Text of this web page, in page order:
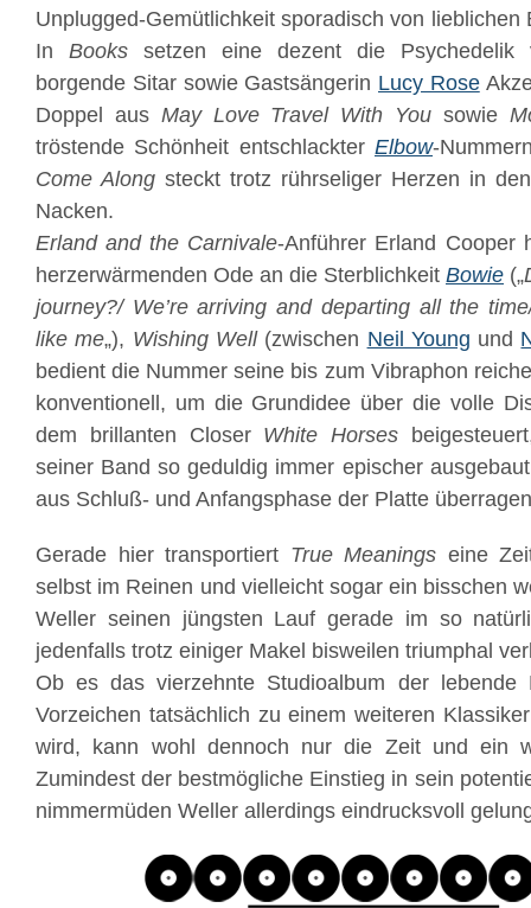
Unplugged-Gemütlichkeit sporadisch von lieblichen
In Books setzen eine dezent die
borgende Sitar sowie Gastsängerin Lucy Rose
Doppel aus May Love Travel With You sowie
tröstende Schönheit entschlackter Elbow-
Come Along steckt trotz rührseliger Herzen in
Nacken.
Erland and the Carnivale-Anführer Erland Cooper
herzerwärmenden Ode an die Sterblichkeit Bowie („
journey?/ We’re arriving and departing all the
like me„), Wishing Well(zwischen Neil Young und
bedient die Nummer seine bis zum Vibraphon
konventionell, um die Grundidee über die volle
dem brillanten Closer White Horses
seiner Band so geduldig immer epischer
aus Schluß- und Anfangsphase der Platte
Gerade hier transportiert True Meanings eine
selbst im Reinen und vielleicht sogar ein bisschen
Weller seinen jüngsten Lauf gerade im so
jedenfalls trotz einiger Makel bisweilen triumphal
Ob es das vierzehnte Studioalbum der lebende
Vorzeichen tatsächlich zu einem weiteren
wird, kann wohl dennoch nur die Zeit und ein
Zumindest der bestmögliche Einstieg in sein
nimmermüden Weller allerdings eindrucksvoll